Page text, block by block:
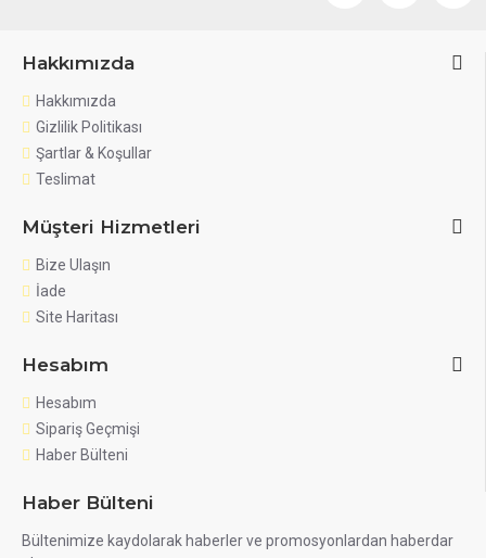
Hakkımızda
Hakkımızda
Gizlilik Politikası
Şartlar & Koşullar
Teslimat
Müşteri Hizmetleri
Bize Ulaşın
İade
Site Haritası
Hesabım
Hesabım
Sipariş Geçmişi
Haber Bülteni
Haber Bülteni
Bültenimize kaydolarak haberler ve promosyonlardan haberdar